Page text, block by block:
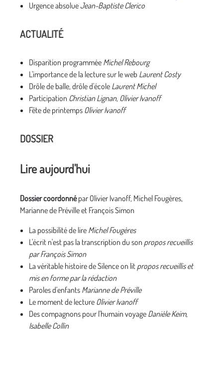
Urgence absolue Jean-Baptiste Clerico
ACTUALITÉ
Disparition programmée Michel Rebourg
L'importance de la lecture sur le web Laurent Costy
Drôle de balle, drôle d'école Laurent Michel
Participation Christian Lignan, Olivier Ivanoff
Fête de printemps Olivier Ivanoff
DOSSIER
Lire aujourd'hui
Dossier coordonnépar Olivier Ivanoff, Michel Fougères,
Marianne de Préville et François Simon
La possibilité de lire Michel Fougères
L'écrit n'est pas la transcription du son propos recueillis
par François Simon
La véritable histoire de Silence on lit propos recueillis et
mis en forme par la rédaction
Paroles d'enfants Marianne de Préville
Le moment de lecture Olivier Ivanoff
Des compagnons pour l'humain voyage Danièle Keim,
Isabelle Collin